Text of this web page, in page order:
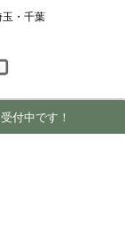
・千葉
付中です！